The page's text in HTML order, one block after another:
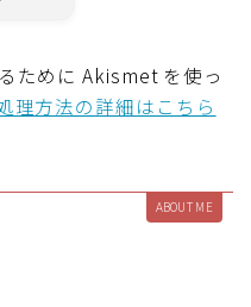
ために Akismet を使っ
理方法の詳細はこちら
ABOUT ME